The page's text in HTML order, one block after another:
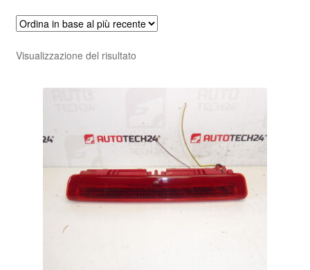
Visualizzazione del risultato